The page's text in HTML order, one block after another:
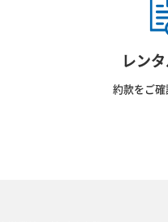
レン
約款をご確